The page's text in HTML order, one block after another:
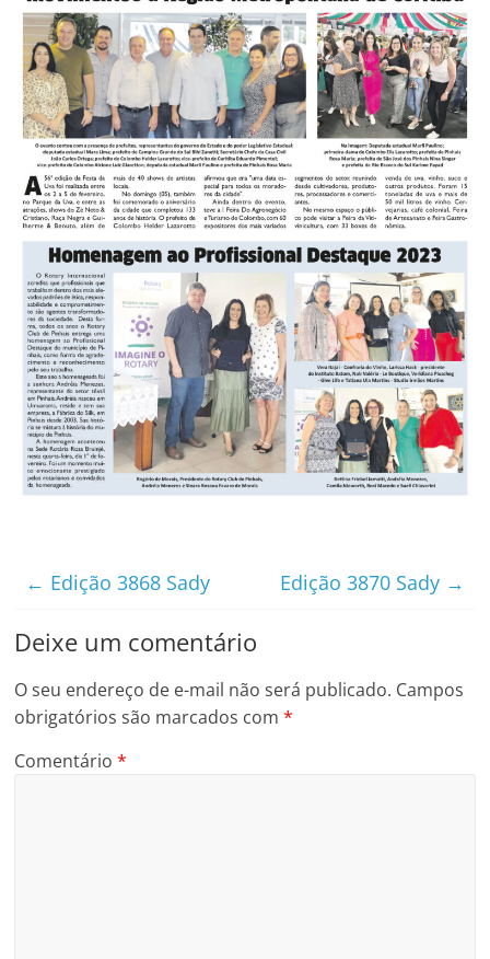
← Edição 3868 Sady Edição 3870 Sady →
Deixe um comentário
O seu endereço de e-mail não será publicado. Campos
obrigatórios são marcados com*
Comentário*